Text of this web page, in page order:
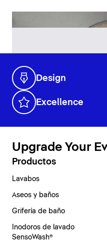
Design
Excellence
Upgrade Your
Productos
Lavabos
Aseos y baños
Grifería de baño
Inodoros de lavado
SensoWash®